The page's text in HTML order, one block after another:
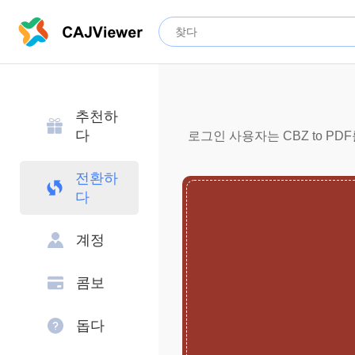
추천하
다
전환하
다
계정
콤보
돕다
로그인 사용자는 CBZ to